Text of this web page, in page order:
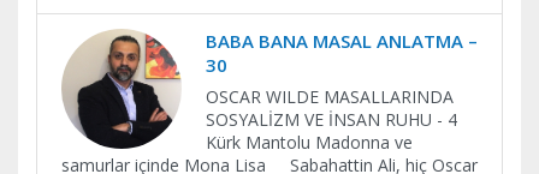
BABA BANA MASAL ANLATMA –
30
OSCAR WILDE MASALLARINDA
SOSYALİZM VE İNSAN RUHU - 4
Kürk Mantolu Madonna ve
samurlar içinde Mona Lisa Sabahattin Ali, hiç Oscar